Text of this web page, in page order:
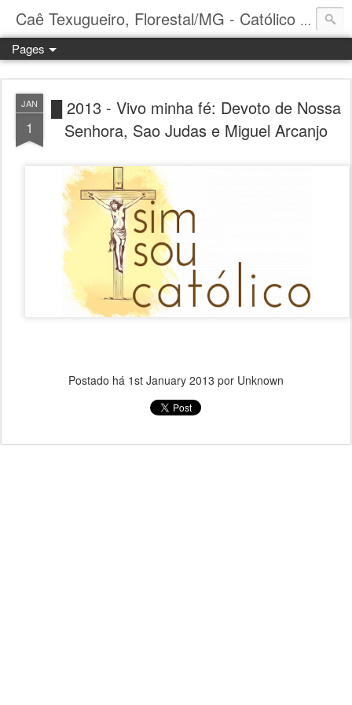
Caê Texugueiro, Florestal/MG - Católico Praticante
Pages
JAN
1
█ 2013 - Vivo minha fé: Devoto de Nossa
Senhora, Sao Judas e Miguel Arcanjo
Postado há 1st January 2013 por Unknown